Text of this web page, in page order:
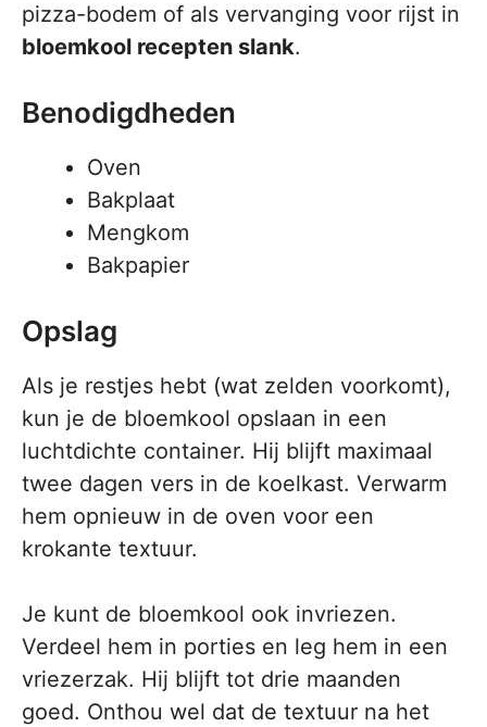
pizza-bodem of als vervanging voor rijst in
bloemkool recepten slank.
Benodigdheden
Oven
Bakplaat
Mengkom
Bakpapier
Opslag
Als je restjes hebt (wat zelden voorkomt),
kun je de bloemkool opslaan in een
luchtdichte container. Hij blijft maximaal
twee dagen vers in de koelkast. Verwarm
hem opnieuw in de oven voor een
krokante textuur.
Je kunt de bloemkool ook invriezen.
Verdeel hem in porties en leg hem in een
vriezerzak. Hij blijft tot drie maanden
goed. Onthou wel dat de textuur na het